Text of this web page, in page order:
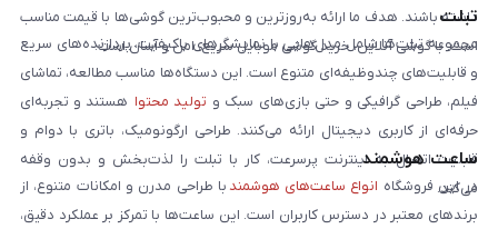
داشته باشند. هدف ما ارائه به‌روزترین و محبوب‌ترین گوشی‌ها با قیمت مناسب
است. با گوشی آنلاین، خرید گوشی موبایل سریع، امن و آسان است.
تبلت
مجموعه تبلت‌ها شامل مدل‌هایی با نمایشگرهای باکیفیت، پردازنده‌های سریع
و قابلیت‌های چندوظیفه‌ای متنوع است. این دستگاه‌ها مناسب مطالعه، تماشای
فیلم، طراحی گرافیکی و حتی بازی‌های سبک و تولید محتوا هستند و تجربه‌ای
حرفه‌ای از کاربری دیجیتال ارائه می‌کنند. طراحی ارگونومیک، باتری با دوام و
قابلیت اتصال به اینترنت پرسرعت، کار با تبلت را لذت‌بخش و بدون وقفه
می‌کند.
ساعت هوشمند
در این فروشگاه انواع ساعت‌های هوشمند با طراحی مدرن و امکانات متنوع، از
برندهای معتبر در دسترس کاربران است. این ساعت‌ها با تمرکز بر عملکرد دقیق،